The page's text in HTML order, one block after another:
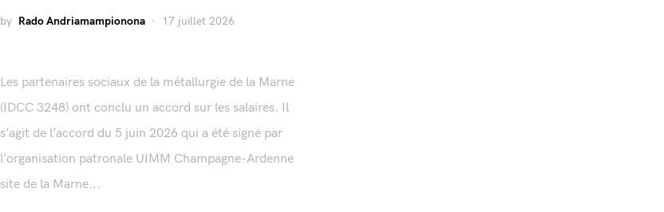
by Rado Andriamampionona 17 juillet 2026
Les partenaires sociaux de la métallurgie de la Marne
(IDCC 3248) ont conclu un accord sur les salaires. Il
s’agit de l’accord du 5 juin 2026 qui a été signé par
l’organisation patronale UIMM Champagne-Ardenne
site de la Marne...